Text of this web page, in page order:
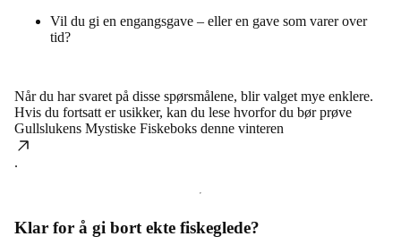
Vil du gi en engangsgave – eller en gave som varer over
tid?
Når du har svaret på disse spørsmålene, blir valget mye enklere.
Hvis du fortsatt er usikker, kan du lese hvorfor du bør prøve
Gullslukens Mystiske Fiskeboks denne vinteren
.
Klar for å gi bort ekte fiskeglede?